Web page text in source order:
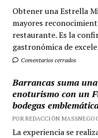
Obtener una Estrella
mayores
restaurante. Es la
gastronómica de
Comentarios cerrados
Barrancas suma
enoturismo con un
bodegas
POR REDACCIÓN
La experiencia se